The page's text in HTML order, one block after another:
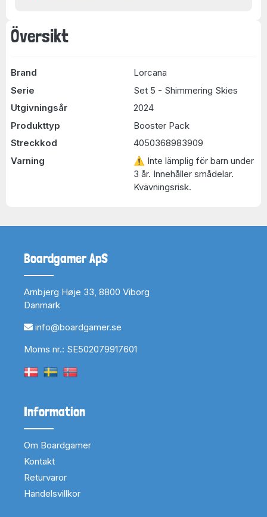
Översikt
Brand
Lorcana
Serie
Set 5 - Shimmering Skies
Utgivningsår
2024
Produkttyp
Booster Pack
Streckkod
4050368983909
Varning
⚠ Inte lämplig för barn under
3 år. Innehåller smådelar.
Kvävningsrisk.
Boardgamer ApS
Arnbjerg Høje 33, 8800 Viborg
Danmark
info@boardgamer.se
Moms nr.: SE502079917601
Information
Om Boardgamer
Kontakt
Returvaror
Handelsvillkor